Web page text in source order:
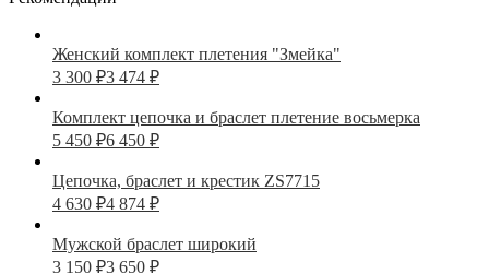
Женский комплект плетения "Змейка"
3 300 ₽3 474 ₽
Комплект цепочка и браслет плетение восьмерка
5 450 ₽6 450 ₽
Цепочка, браслет и крестик ZS7715
4 630 ₽4 874 ₽
Мужской браслет широкий
3 150 ₽3 650 ₽